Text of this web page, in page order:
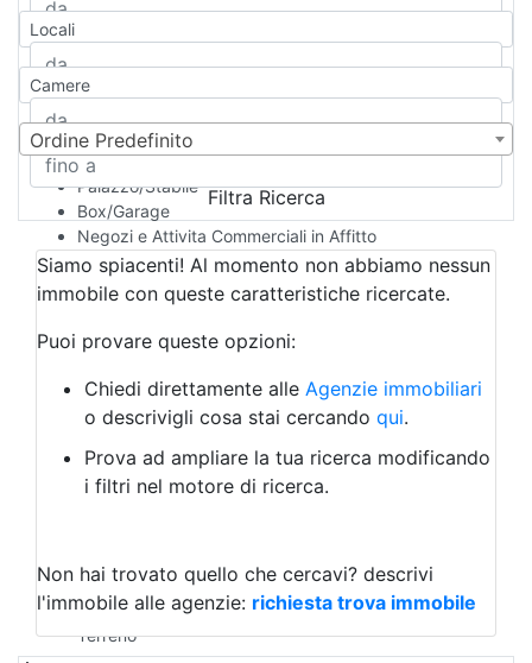
Attico/Mansarda
Rustico/Casale
Camera d'Albergo
Multiproprietà
Palazzo/Stabile
Box/Garage
Negozi e Attivita Commerciali in Affitto
Qualsiasi
Attività/Licenza Commerciale
Azienda Agricola
Bar/Ristorante
Albergo
Laboratorio Artigianale
Negozio/locale commerciale
Agriturismo
Magazzini
Qualsiasi
Terreno edificabile
Terreno
Locali
Camere
Ordine Predefinito
Filtra Ricerca
Siamo spiacenti! Al momento non abbiamo nessun
immobile con queste caratteristiche ricercate.
Puoi provare queste opzioni:
Chiedi direttamente alle Agenzie immobiliari
o descrivigli cosa stai cercando qui.
Prova ad ampliare la tua ricerca modificando
i filtri nel motore di ricerca.
Non hai trovato quello che cercavi? descrivi
l'immobile alle agenzie: richiesta trova immobile